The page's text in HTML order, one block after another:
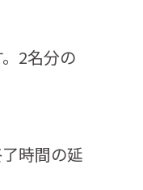
2名分の
時間の延